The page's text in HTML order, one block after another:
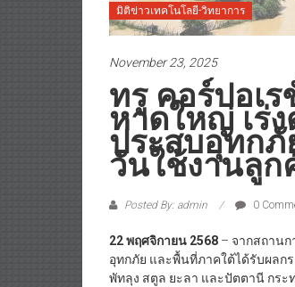
มิติข่าวเทคโนโลยี-วิทยาการ
November 23, 2025
ทรู คอร์ปอเ
หาดใหญ่ เร่
ประสบอุทกภั
วันใช้งานลูก
Posted By: admin 0
22 พฤศจิกายน 2568 – จากสถาน
อุทกภัย และพื้นที่ภาคใต้ได้รับผลก
พัทลุง สตูล ยะลา และปัตตานี กร